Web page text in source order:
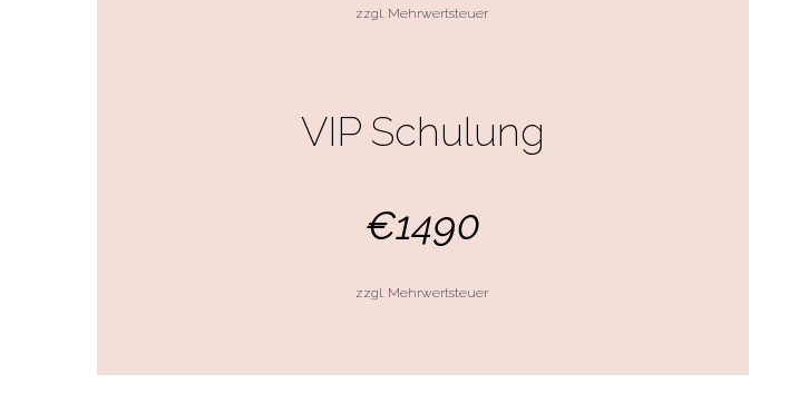
zzgl. Mehrwertsteuer
VIP Schulung
€1490
zzgl. Mehrwertsteuer